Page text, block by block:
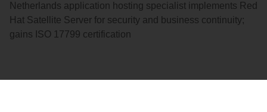
Netherlands application hosting specialist implements Red
Hat Satellite Server for security and business continuity;
gains ISO 17799 certification